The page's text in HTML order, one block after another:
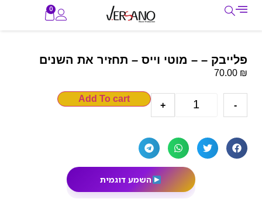
0
פלייבק – – מוטי וייס – תחזיר את השנים
70.00 ₪
-
+
Add To cart
השמע דוגמית